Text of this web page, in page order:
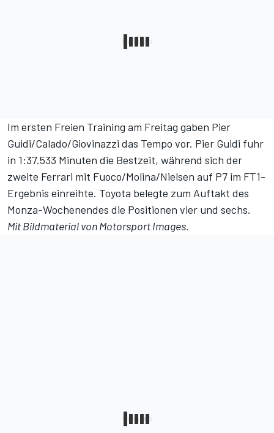
Im ersten Freien Training am Freitag gaben Pier
Guidi/Calado/Giovinazzi das Tempo vor. Pier Guidi fuhr
in 1:37.533 Minuten die Bestzeit, während sich der
zweite Ferrari mit Fuoco/Molina/Nielsen auf P7 im FT1-
Ergebnis einreihte. Toyota belegte zum Auftakt des
Monza-Wochenendes die Positionen vier und sechs.
Mit Bildmaterial vonMotorsport Images.